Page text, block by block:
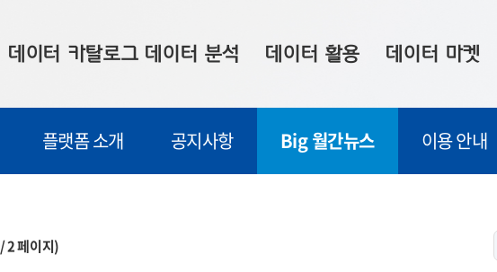
데이터 카탈로그
부산데이터
데이터 제공 신청
데이터 분석
우수사례
데이터 활용
시각화 서비스
데이터 마켓
맞춤형 의뢰
플랫폼 소개 공지사항 Big 월간뉴스 이용 안내
/2페이지)